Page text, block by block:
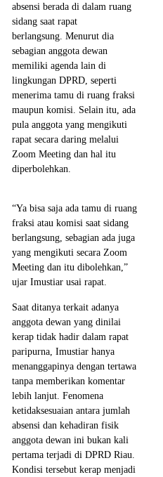
absensi berada di dalam ruang
sidang saat rapat
berlangsung. Menurut dia
sebagian anggota dewan
memiliki agenda lain di
lingkungan DPRD, seperti
menerima tamu di ruang fraksi
maupun komisi. Selain itu, ada
pula anggota yang mengikuti
rapat secara daring melalui
Zoom Meeting dan hal itu
diperbolehkan.
“Ya bisa saja ada tamu di ruang
fraksi atau komisi saat sidang
berlangsung, sebagian ada juga
yang mengikuti secara Zoom
Meeting dan itu dibolehkan,”
ujar Imustiar usai rapat.
Saat ditanya terkait adanya
anggota dewan yang dinilai
kerap tidak hadir dalam rapat
paripurna, Imustiar hanya
menanggapinya dengan tertawa
tanpa memberikan komentar
lebih lanjut. Fenomena
ketidaksesuaian antara jumlah
absensi dan kehadiran fisik
anggota dewan ini bukan kali
pertama terjadi di DPRD Riau.
Kondisi tersebut kerap menjadi